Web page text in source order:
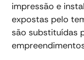
impressão e
expostas pelo
são substituídas